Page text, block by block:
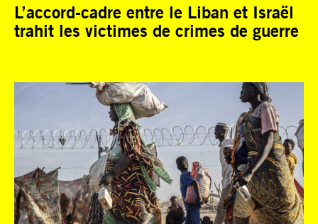
L’accord-cadre entre le Liban et Israël
trahit les victimes de crimes de guerre